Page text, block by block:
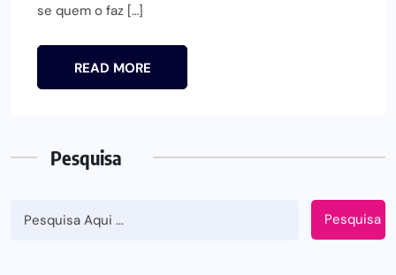
se quem o faz […]
READ MORE
Pesquisa
Pesquisa